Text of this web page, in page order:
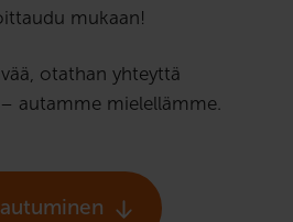
mukaan!
otathan yhteyttä
autamme mielellämme.